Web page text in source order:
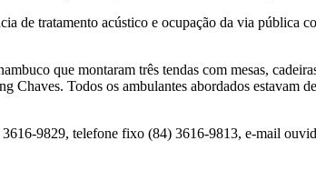
de tratamento acústico e ocupação da via pública
que montaram três tendas com mesas,
Todos os ambulantes abordados estavam
9829, telefone fixo (84) 3616-9813, e-mail